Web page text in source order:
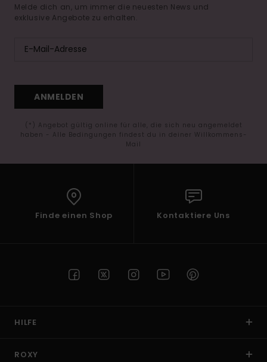
Melde dich an, um immer die neuesten News und
exklusive Angebote zu erhalten.
ANMELDEN
(*) Angebot gültig online für alle, die sich neu angemeldet
haben - Alle Bedingungen findest du in deiner Willkommens-
Mail
Finde einen Shop Kontaktiere Uns
HILFE
ROXY